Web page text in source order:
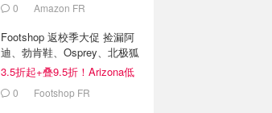
0 Amazon FR
Footshop 返校季大促 捡漏阿
迪、勃肯鞋、Osprey、北极狐
等
3.5折起+叠9.5折！Arizona低
至€39
0 Footshop FR